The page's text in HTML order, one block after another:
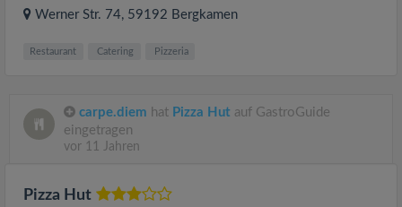
Werner Str. 74, 59192 Bergkamen
Restaurant Catering Pizzeria
carpe.diem hat Pizza Hut auf GastroGuide
eingetragen
vor 11 Jahren
Pizza Hut